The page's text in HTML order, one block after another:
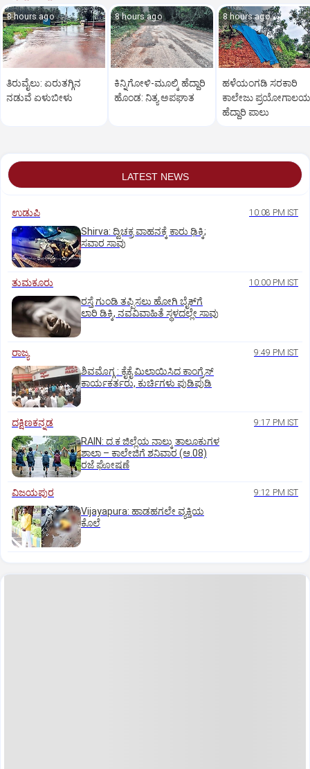
8 hours ago
ತಿರುವೈಲು: ಏರುತಗ್ಗಿನ
ನಡುವೆ ಏಳುಬೀಳು
8 hours ago
ಕಿನ್ನಿಗೋಳಿ-ಮೂಲ್ಕಿ ಹೆದ್ದಾರಿ
ಹೊಂಡ: ನಿತ್ಯ ಅಪಘಾತ
8 hours ago
ಹಳೆಯಂಗಡಿ ಸರಕಾರಿ
ಕಾಲೇಜು ಪ್ರಯೋಗಾಲಯ
ಹೆದ್ದಾರಿ ಪಾಲು
LATEST NEWS
ಉಡುಪಿ 10:08 PM IST
Shirva: ದ್ವಿಚಕ್ರ ವಾಹನಕ್ಕೆ ಕಾರು ಢಿಕ್ಕಿ;
ಸವಾರ ಸಾವು
ತುಮಕೂರು 10:00 PM IST
ರಸ್ತೆ ಗುಂಡಿ ತಪ್ಪಿಸಲು ಹೋಗಿ ಬೈಕ್‌ಗೆ
ಲಾರಿ ಡಿಕ್ಕಿ, ನವವಿವಾಹಿತೆ ಸ್ಥಳದಲ್ಲೇ ಸಾವು
ರಾಜ್ಯ 9:49 PM IST
ಶಿವಮೊಗ್ಗ : ಕೈಕೈ ಮಿಲಾಯಿಸಿದ ಕಾಂಗ್ರೆಸ್
ಕಾರ್ಯಕರ್ತರು, ಕುರ್ಚಿಗಳು ಪುಡಿಪುಡಿ
ದಕ್ಷಿಣಕನ್ನಡ 9:17 PM IST
RAIN: ದ.ಕ ಜಿಲ್ಲೆಯ ನಾಲ್ಕು ತಾಲೂಕುಗಳ
ಶಾಲಾ – ಕಾಲೇಜಿಗೆ ಶನಿವಾರ (ಆ.08)
ರಜೆ ಘೋಷಣೆ
ವಿಜಯಪುರ 9:12 PM IST
Vijayapura: ಹಾಡಹಗಲೇ ವ್ಯಕ್ತಿಯ
ಕೊಲೆ